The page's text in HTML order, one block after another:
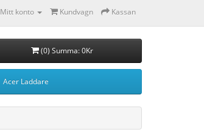
Mitt konto Kundvagn Kassan
(0) Summa: 0Kr
Acer Laddare